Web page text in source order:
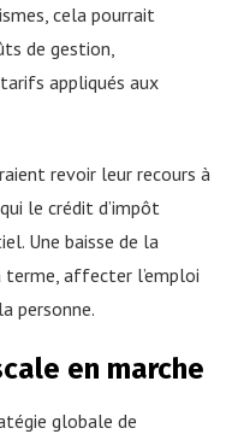
cela pourrait
de gestion,
appliqués aux
revoir leur recours à
le crédit d’impôt
Une baisse de la
terme, affecter l’emploi
personne.
en marche
globale de